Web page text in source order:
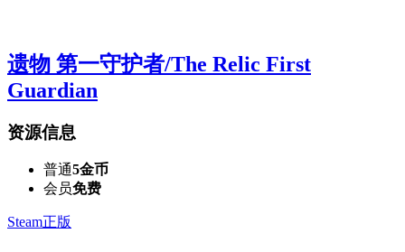
遗物 第一守护者/The Relic First
Guardian
资源信息
普通5金币
会员免费
Steam正版